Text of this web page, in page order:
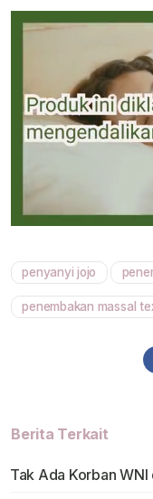
penyanyi jojo
penembakan massal
Berita Terkait
Tak Ada Korban